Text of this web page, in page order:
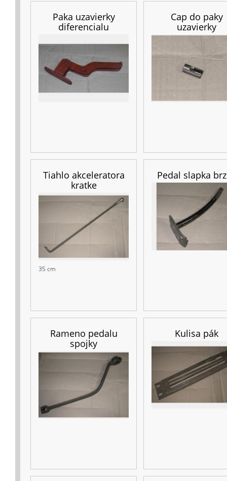
Paka uzavierky
diferencialu
Cap do paky
uzavierky
Tiahlo akceleratora
kratke
35 cm
Pedal slapka
Rameno pedalu
spojky
Kulisa pák